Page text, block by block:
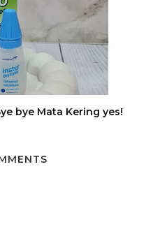
bye Mata Kering yes!